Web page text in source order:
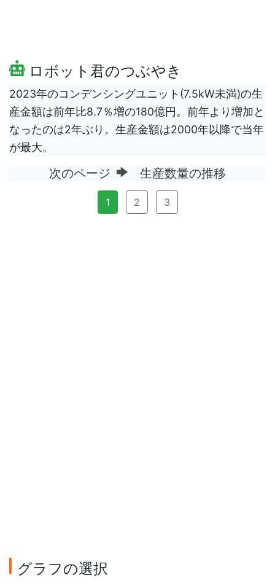
ロボット君のつぶやき
2023年のコンデンシングユニット(7.5kW未満)の生
産金額は前年比8.7％増の180億円。前年より増加と
なったのは2年ぶり。生産金額は2000年以降で当年
が最大。
次のページ 生産数量の推移
1 2 3
グラフの選択